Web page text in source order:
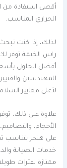
أقصى استفادة من
الحراري المناسب.
لذلك، إذا كنت
راس الخيمة توفر
أفضل الحلول
المهندسين
لأعلى معايير
علاوة على ذلك،
الأحجام،
على هنجر يتناسب
خدمات الصيانة
ممتازة لفترات